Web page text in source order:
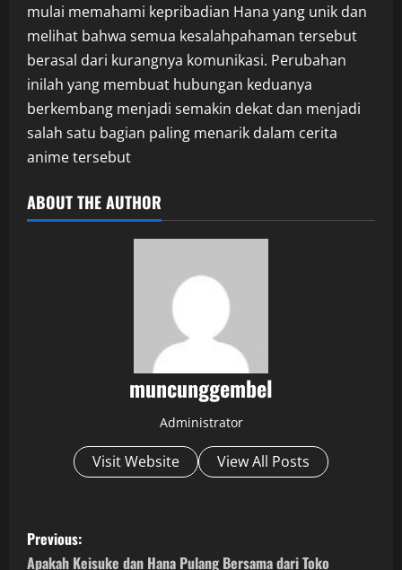
mulai memahami kepribadian Hana yang unik dan
melihat bahwa semua kesalahpahaman tersebut
berasal dari kurangnya komunikasi. Perubahan
inilah yang membuat hubungan keduanya
berkembang menjadi semakin dekat dan menjadi
salah satu bagian paling menarik dalam cerita
anime tersebut
ABOUT THE AUTHOR
muncunggembel
Administrator
Visit Website View All Posts
P
Previous:
Apakah Keisuke dan Hana Pulang Bersama dari Toko